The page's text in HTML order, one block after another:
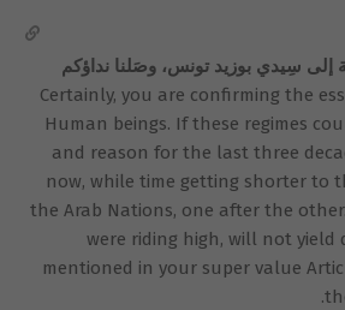
سِيدي بوزيد تونس، وصَلنا نداؤكم
Certainly, you are confirming the
Human beings. If these regimes
and reason for the last three
now, while time getting shorter to
the Arab Nations, one after the
were riding high, will not yield
mentioned in your super value